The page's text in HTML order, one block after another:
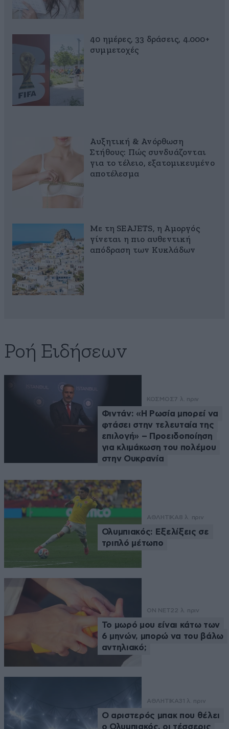
40 ημέρες, 33 δράσεις, 4.000+
συμμετοχές
Αυξητική & Ανόρθωση
Στήθους: Πώς συνδυάζονται
για το τέλειο, εξατομικευμένο
αποτέλεσμα
Με τη SEAJETS, η Αμοργός
γίνεται η πιο αυθεντική
απόδραση των Κυκλάδων
Ροή Ειδήσεων
ΚΟΣΜΟΣ7 λ. πριν
Φιντάν: «Η Ρωσία μπορεί να
φτάσει στην τελευταία της
επιλογή» – Προειδοποίηση
για κλιμάκωση του πολέμου
στην Ουκρανία
ΑΘΛΗΤΙΚΑ8 λ. πριν
Ολυμπιακός: Εξελίξεις σε
τριπλό μέτωπο
ON NET22 λ. πριν
Το μωρό μου είναι κάτω των
6 μηνών, μπορώ να του βάλω
αντηλιακό;
ΑΘΛΗΤΙΚΑ31 λ. πριν
Ο αριστερός μπακ που θέλει
ο Ολυμπιακός, οι τέσσερις